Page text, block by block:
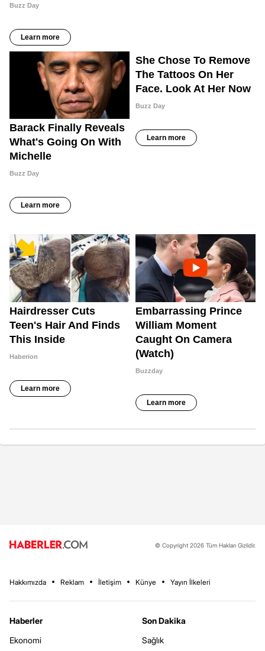
© Copyright 2026 Tüm Hakları Gizlidir.
Hakkımızda Reklam İletişim Künye Yayın İlkeleri
Haberler
Ekonomi
Son Dakika
Sağlık